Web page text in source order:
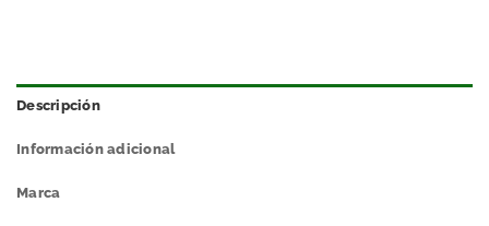
Descripción
Información adicional
Marca